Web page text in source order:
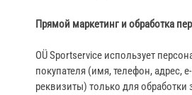
Прямой маркетинг и обработка
OÜ Sportservice использует
покупателя (имя, телефон, адрес,
реквизиты) только для обработки